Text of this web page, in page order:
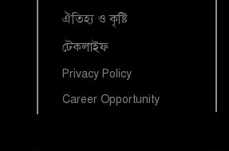
ঐতিহ্য ও কৃষ্টি
টেকলাইফ
Privacy Policy
Career Opportunity